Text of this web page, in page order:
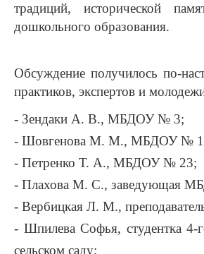
традиций, исторической
дошкольного образования.
Обсуждение получилось по-
практиков, экспертов и
- Зендаки А. В., МБДОУ № 3;
- Шовгенова М. М., МБДОУ №
- Петренко Т. А., МБДОУ № 23;
- Плахова М. С., заведующая
- Вербицкая Л. М.,
- Шпилева Софья, студентка
сельском саду;